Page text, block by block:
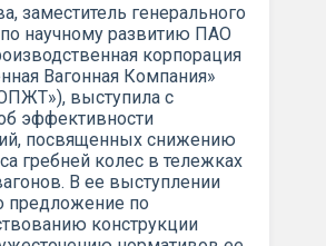
заместитель генерального
научному развитию ПАО
корпорация
Вагонная Компания»
выступила с
эффективности
посвященных снижению
гребней колес в тележках
В ее выступлении
предложение по
конструкции